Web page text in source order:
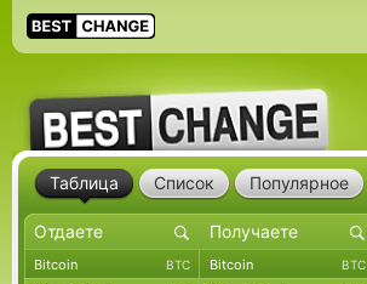
Таблица Список Популярное
Bitcoin BTC Bitcoin BTC